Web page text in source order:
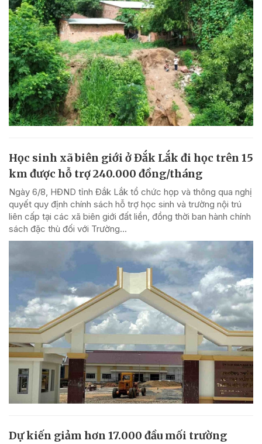
Học sinh xã biên giới ở Đắk Lắk đi học trên 15
km được hỗ trợ 240.000 đồng/tháng
Ngày 6/8, HĐND tỉnh Đắk Lắk tổ chức họp và thông qua nghị
quyết quy định chính sách hỗ trợ học sinh và trường nội trú
liên cấp tại các xã biên giới đất liền, đồng thời ban hành chính
sách đặc thù đối với Trường...
Dự kiến giảm hơn 17.000 đầu mối trường